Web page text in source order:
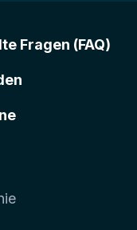
Fragen (FAQ)